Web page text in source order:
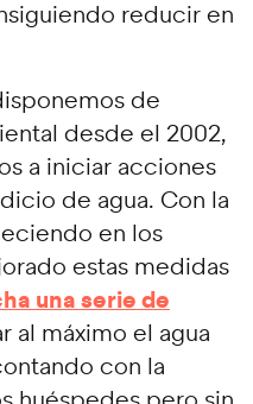
reducir en
de
desde el 2002,
a iniciar acciones
de agua. Con la
en los
estas medidas
una serie de
al máximo el agua
con la